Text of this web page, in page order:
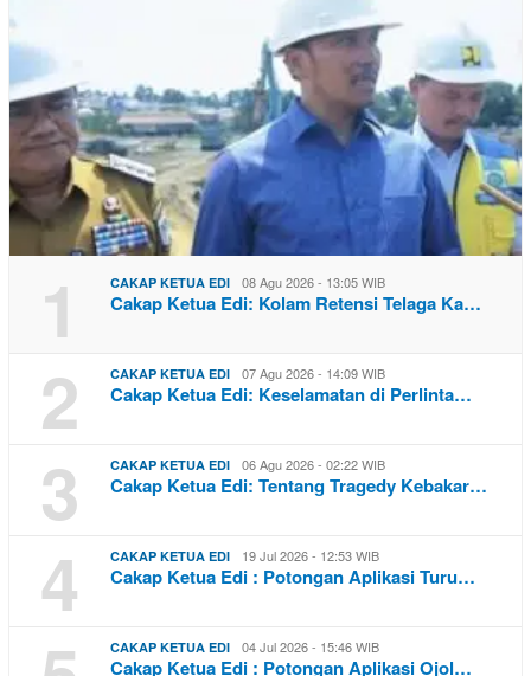
1 CAKAP KETUA EDI 08 Agu 2026 - 13:05 WIB
Cakap Ketua Edi: Kolam Retensi Telaga Ka…
2 CAKAP KETUA EDI 07 Agu 2026 - 14:09 WIB
Cakap Ketua Edi: Keselamatan di Perlinta…
3 CAKAP KETUA EDI 06 Agu 2026 - 02:22 WIB
Cakap Ketua Edi: Tentang Tragedy Kebakar…
4 CAKAP KETUA EDI 19 Jul 2026 - 12:53 WIB
Cakap Ketua Edi : Potongan Aplikasi Turu…
CAKAP KETUA EDI 04 Jul 2026 - 15:46 WIB
Cakap Ketua Edi : Potongan Aplikasi Ojol…